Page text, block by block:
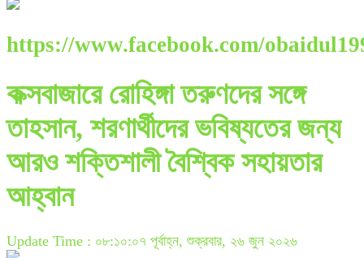
https://www.facebook.com/
কক্সবাজারে রোহিঙ্গা তরুণদের সঙ্গে
তাহসান, শরণার্থীদের ভবিষ্যতের জন্য
আরও শক্তিশালী বৈশ্বিক সহায়তার
আহ্বান
Update Time : ০৮:১০:০৭ পূর্বাহ্ন, শুক্রবার, ২৬ জুন ২০২৬